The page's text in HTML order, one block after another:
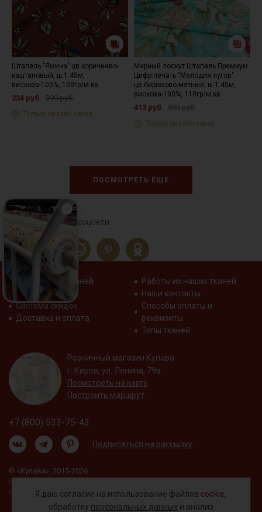
Штапель "Ямина" цв.коричнево-
каштановый, ш.1.45м,
вискоза-100%, 100гр/м.кв
234 руб. 390 руб.
Только онлайн-заказ
Мерный лоскут Штапель Премиум
Цифр.печать "Мелодия лугов"
цв.бирюзово-мятный, ш.1.45м,
вискоза-100%, 110гр/м.кв
413 руб. 590 руб.
Только онлайн-заказ
ПОСМОТРЕТЬ ЕЩЕ
Сохраните себе в соцсети
Я даю согласие на использование файлов cookie,
обработку персональных данных и анализ
Распродажа тканей
Отзывы о нас
Система скидок
Доставка и оплата
Работы из наших тканей
Наши контакты
Способы оплаты и
реквизиты
Типы тканей
Розничный магазин Купава
г. Киров, ул. Ленина, 79а
Посмотреть на карте
Построить маршрут
+7 (800) 533-75-43
Подписаться на рассылку
© «Купава», 2015-2026
офертой.